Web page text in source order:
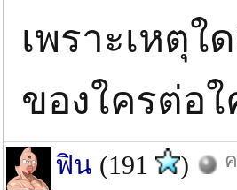
เพราะเหตุ
ของใครต่อ
ฟิน (191 )